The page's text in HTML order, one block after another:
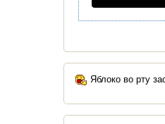
Яблоко во рту